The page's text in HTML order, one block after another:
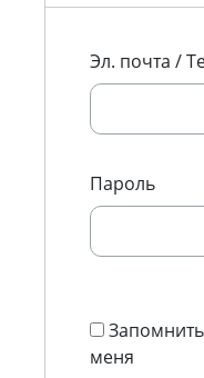
Эл. почта /
Пароль
Запомнить
меня